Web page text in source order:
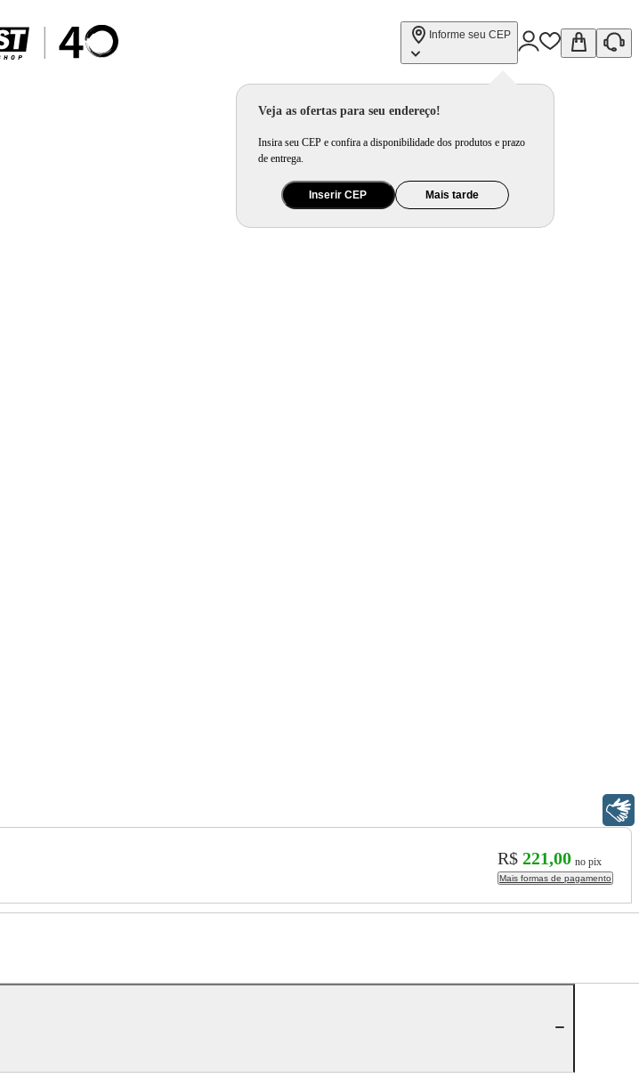
Informe seu CEP
Veja as ofertas para seu endereço!
Insira seu CEP e confira a disponibilidade dos produtos e prazo
de entrega.
Inserir CEP Mais tarde
R$ 221,00 no pix
Mais formas de pagamento